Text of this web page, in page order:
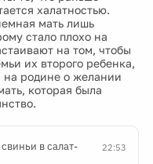
халатностью.
мать лишь
стало плохо на
на том, чтобы
их второго ребенка,
на родине о желании
которая была
22:53
в салат-